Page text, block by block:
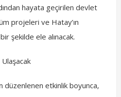
hayata geçirilen devlet
projeleri ve Hatay’ın
şekilde ele alınacak.
Ulaşacak
düzenlenen etkinlik boyunca,